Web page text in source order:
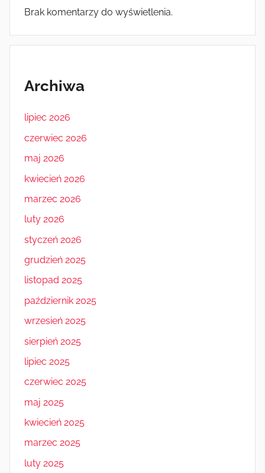
Brak komentarzy do wyświetlenia.
Archiwa
lipiec 2026
czerwiec 2026
maj 2026
kwiecień 2026
marzec 2026
luty 2026
styczeń 2026
grudzień 2025
listopad 2025
październik 2025
wrzesień 2025
sierpień 2025
lipiec 2025
czerwiec 2025
maj 2025
kwiecień 2025
marzec 2025
luty 2025